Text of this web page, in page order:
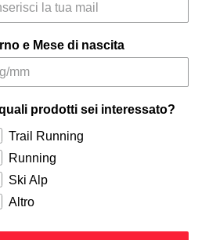
with ❤️ by
nostro siti per garantire un'ottima
consultare la nostra
e Mese di nascita
prodotti sei interessato?
Trail Running
Running
Ski Alp
Altro